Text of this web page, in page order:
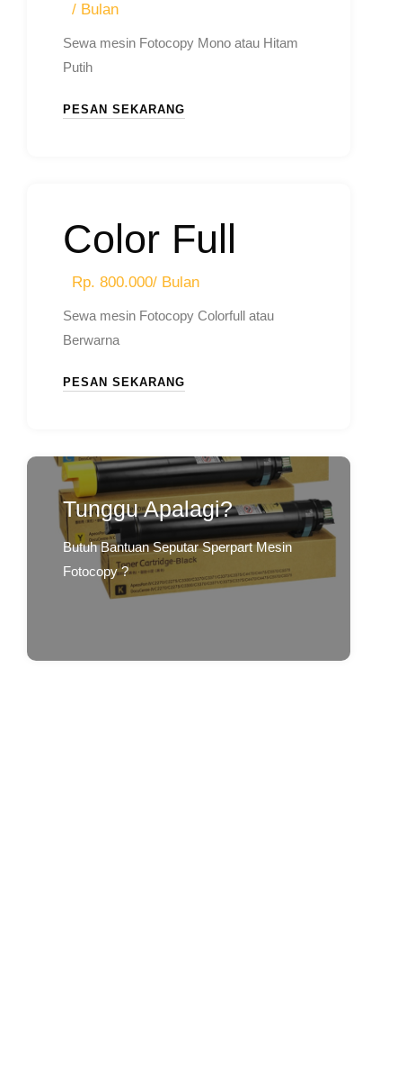
/ Bulan
Sewa mesin Fotocopy Mono atau Hitam
Putih
PESAN SEKARANG
Color Full
Rp. 800.000/ Bulan
Sewa mesin Fotocopy Colorfull atau
Berwarna
PESAN SEKARANG
Tunggu Apalagi?
Butuh Bantuan Seputar Sperpart Mesin
Fotocopy ?